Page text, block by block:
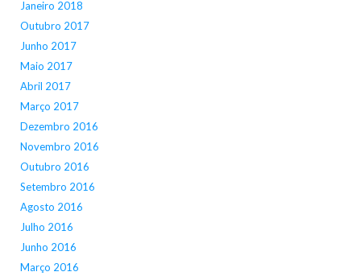
Janeiro 2018
Outubro 2017
Junho 2017
Maio 2017
Abril 2017
Março 2017
Dezembro 2016
Novembro 2016
Outubro 2016
Setembro 2016
Agosto 2016
Julho 2016
Junho 2016
Março 2016